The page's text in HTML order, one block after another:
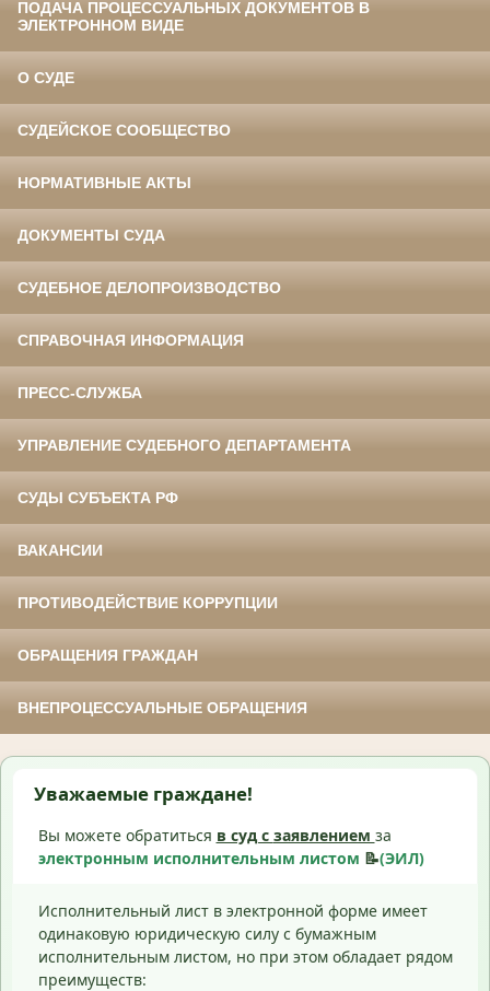
ПОДАЧА ПРОЦЕССУАЛЬНЫХ ДОКУМЕНТОВ В
ЭЛЕКТРОННОМ ВИДЕ
О СУДЕ
СУДЕЙСКОЕ СООБЩЕСТВО
НОРМАТИВНЫЕ АКТЫ
ДОКУМЕНТЫ СУДА
СУДЕБНОЕ ДЕЛОПРОИЗВОДСТВО
СПРАВОЧНАЯ ИНФОРМАЦИЯ
ПРЕСС-СЛУЖБА
УПРАВЛЕНИЕ СУДЕБНОГО ДЕПАРТАМЕНТА
СУДЫ СУБЪЕКТА РФ
ВАКАНСИИ
ПРОТИВОДЕЙСТВИЕ КОРРУПЦИИ
ОБРАЩЕНИЯ ГРАЖДАН
ВНЕПРОЦЕССУАЛЬНЫЕ ОБРАЩЕНИЯ
Уважаемые граждане!
Вы можете обратиться в суд с заявлением за
электронным исполнительным листом 📝(ЭИЛ)
Исполнительный лист в электронной форме имеет
одинаковую юридическую силу с бумажным
исполнительным листом, но при этом обладает рядом
преимуществ: